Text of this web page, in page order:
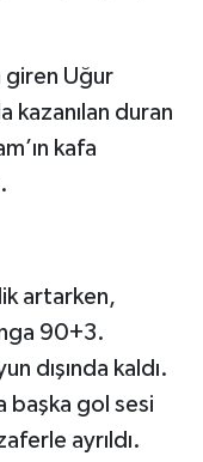
giren Uğur
kazanılan duran
kafa
artarken,
90+3.
dışında kaldı.
başka gol sesi
ayrıldı.